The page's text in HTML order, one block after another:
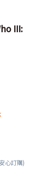
III:
心訂購)